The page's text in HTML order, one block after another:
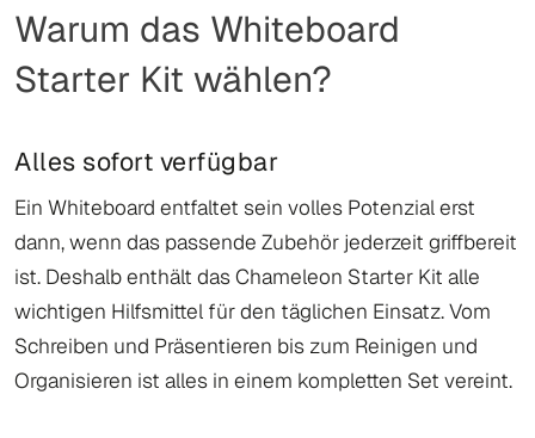
Warum das Whiteboard
Starter Kit wählen?
Alles sofort verfügbar
Ein Whiteboard entfaltet sein volles Potenzial erst
dann, wenn das passende Zubehör jederzeit griffbereit
ist. Deshalb enthält das Chameleon Starter Kit alle
wichtigen Hilfsmittel für den täglichen Einsatz. Vom
Schreiben und Präsentieren bis zum Reinigen und
Organisieren ist alles in einem kompletten Set vereint.